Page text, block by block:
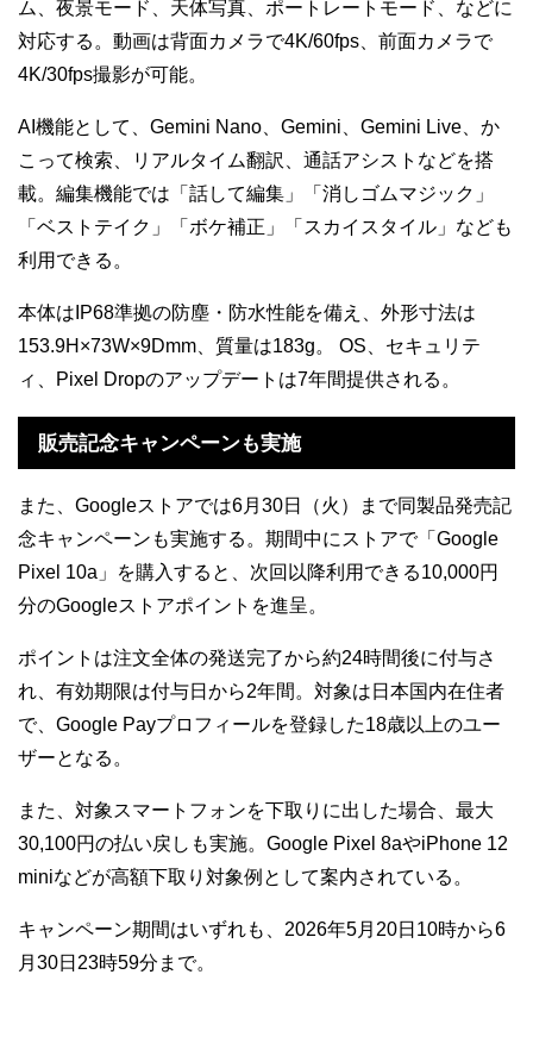
ム、夜景モード、天体写真、ポートレートモード、などに
対応する。動画は背面カメラで4K/60fps、前面カメラで
4K/30fps撮影が可能。
AI機能として、Gemini Nano、Gemini、Gemini Live、か
こって検索、リアルタイム翻訳、通話アシストなどを搭
載。編集機能では「話して編集」「消しゴムマジック」
「ベストテイク」「ボケ補正」「スカイスタイル」なども
利用できる。
本体はIP68準拠の防塵・防水性能を備え、外形寸法は
153.9H×73W×9Dmm、質量は183g。
OS、セキュリテ
ィ、Pixel Dropのアップデートは7年間提供される。
販売記念キャンペーンも実施
また、Googleストアでは6月30日（火）まで同製品発売記
念キャンペーンも実施する。期間中にストアで「Google
Pixel 10a」を購入すると、次回以降利用できる10,000円
分のGoogleストアポイントを進呈。
ポイントは注文全体の発送完了から約24時間後に付与さ
れ、有効期限は付与日から2年間。対象は日本国内在住者
で、Google Payプロフィールを登録した18歳以上のユー
ザーとなる。
また、対象スマートフォンを下取りに出した場合、最大
30,100円の払い戻しも実施。Google Pixel 8aやiPhone 12
miniなどが高額下取り対象例として案内されている。
キャンペーン期間はいずれも、2026年5月20日10時から6
月30日23時59分まで。